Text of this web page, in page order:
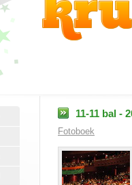
11-11 bal -
Fotoboek